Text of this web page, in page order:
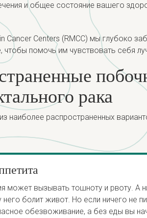
и общее состояние вашего
Cancer Centers (RMCC) мы глубоко
чтобы помочь им чувствовать себя
рака
наиболее распространенных
может вызывать тошноту и рвоту. А
него болит живот. Но если ничего не
обезвоживание, а без еды вы